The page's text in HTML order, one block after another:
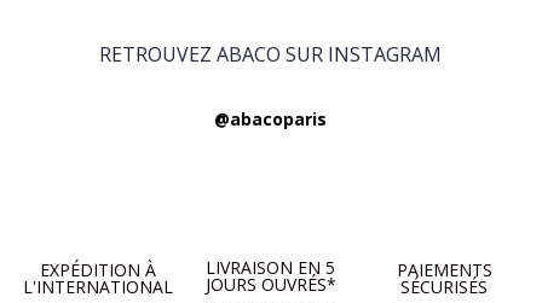
RETROUVEZ ABACO SUR INSTAGRAM
@abacoparis
EXPÉDITION À
L'INTERNATIONAL
LIVRAISON EN 5
JOURS OUVRÉS*
PAIEMENTS
SÉCURISÉS